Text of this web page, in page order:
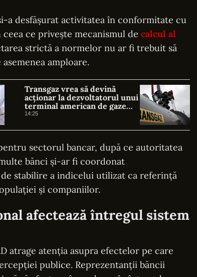
a desfășurat activitatea în conformitate cu
ce privește mecanismul de calcul al
strictă a normelor nu ar fi trebuit să
amploare.
Transgaz vrea să devină
acționar la dezvoltatorul unui
terminal american de gaze
naturale lichefiate
14:25
sectorul bancar, după ce autoritatea
bănci și-ar fi coordonat
stabilire a indicelui utilizat ca referință
și companiilor.
afectează întregul sistem
atrage atenția asupra efectelor pe care
publice. Reprezentanții băncii